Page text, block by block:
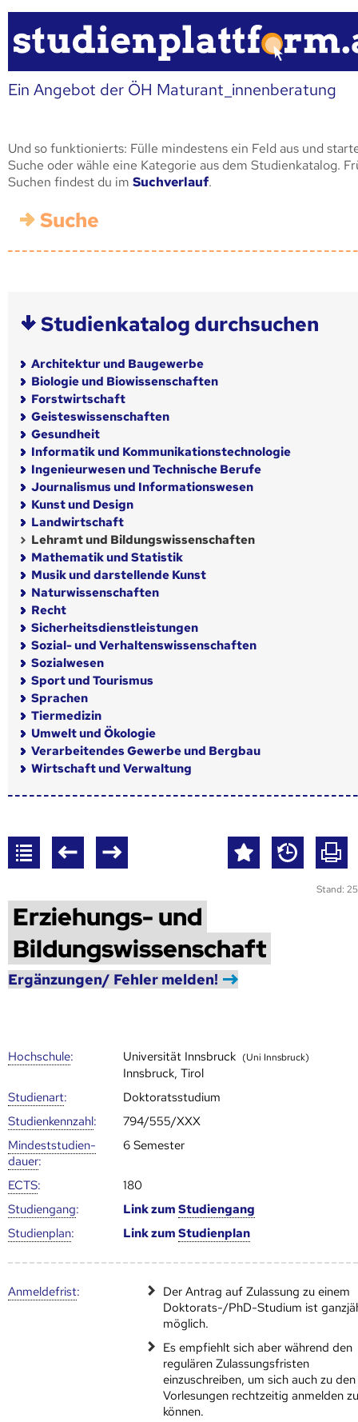
Ein Angebot der ÖH Maturant_innenberatung
Und so funktionierts: Fülle mindestens ein Feld aus und
Suche oder wähle eine Kategorie aus dem Studienkatalog.
Suchen findest du im Suchverlauf.
Suche
Studienkatalog durchsuchen
Architektur und Baugewerbe
Biologie und Biowissenschaften
Forstwirtschaft
Geisteswissenschaften
Gesundheit
Informatik und Kommunikationstechnologie
Ingenieurwesen und Technische Berufe
Journalismus und Informationswesen
Kunst und Design
Landwirtschaft
Lehramt und Bildungswissenschaften
Mathematik und Statistik
Musik und darstellende Kunst
Naturwissenschaften
Recht
Sicherheitsdienstleistungen
Sozial- und Verhaltenswissenschaften
Sozialwesen
Sport und Tourismus
Sprachen
Tiermedizin
Umwelt und Ökologie
Verarbeitendes Gewerbe und Bergbau
Wirtschaft und Verwaltung
Stand:
Erziehungs- und
Bildungswissenschaft
Ergänzungen/ Fehler melden!
Hoch­schule: Universität Innsbruck (Uni Innsbruck)
Innsbruck, Tirol
Studienart:
Doktoratsstudium
Studien­kenn­zahl:
794/555/XXX
Mindest­studien­
dauer:
6 Semester
ECTS:
180
Studien­gang: Link zumStudien­gang
Studien­plan: Link zumStudien­plan
Anmelde­frist:
Der Antrag auf Zulassung zu einem
Doktorats-/PhD-Studium ist
möglich.
Es empfiehlt sich aber während den
regulären Zulassungsfristen
einzuschreiben, um sich auch zu den
Vorlesungen rechtzeitig anmelden
können.